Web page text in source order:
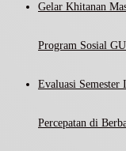
Gelar Khitanan
Program Sosial
Evaluasi
Percepatan di